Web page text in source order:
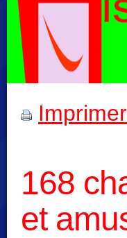
168
et